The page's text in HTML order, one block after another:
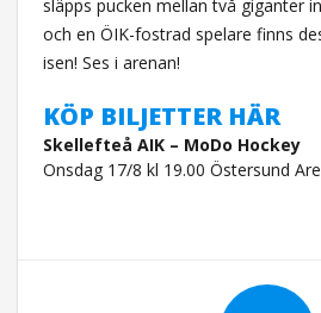
släpps pucken mellan två giganter
och en ÖIK-fostrad spelare finns
isen! Ses i arenan!
KÖP BILJETTER HÄR
Skellefteå AIK – MoDo Hockey
Onsdag 17/8 kl 19.00 Östersund